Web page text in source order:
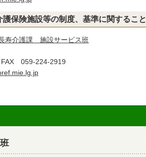
保険施設等の制度、基準に関すること
介護課 施設サービス班
059-224-2919